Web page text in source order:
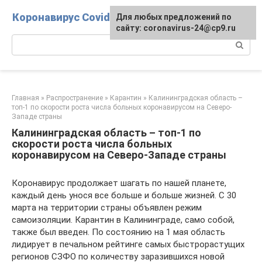
Коронавирус Covid-19
Главная » Распространение » Карантин » Калининградская область –
топ-1 по скорости роста числа больных коронавирусом на Северо-
Западе страны
Калининградская область – топ-1 по
скорости роста числа больных
коронавирусом на Северо-Западе страны
Коронавирус продолжает шагать по нашей планете,
каждый день унося все больше и больше жизней. С 30
марта на территории страны объявлен режим
самоизоляции. Карантин в Калининграде, само собой,
также был введен. По состоянию на 1 мая область
лидирует в печальном рейтинге самых быстрорастущих
регионов СЗФО по количеству заразившихся новой
Для любых предложений по
сайту: coronavirus-24@cp9.ru